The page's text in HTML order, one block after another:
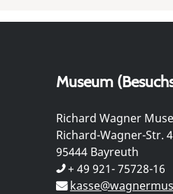
Museum
Richard Wagner
Richard-Wagner-Str.
95444 Bayreuth
+ 49 921- 75728-16